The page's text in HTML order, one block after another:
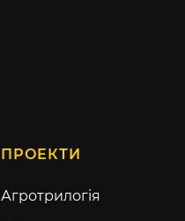
ПРОЕКТИ
Агротрилогія